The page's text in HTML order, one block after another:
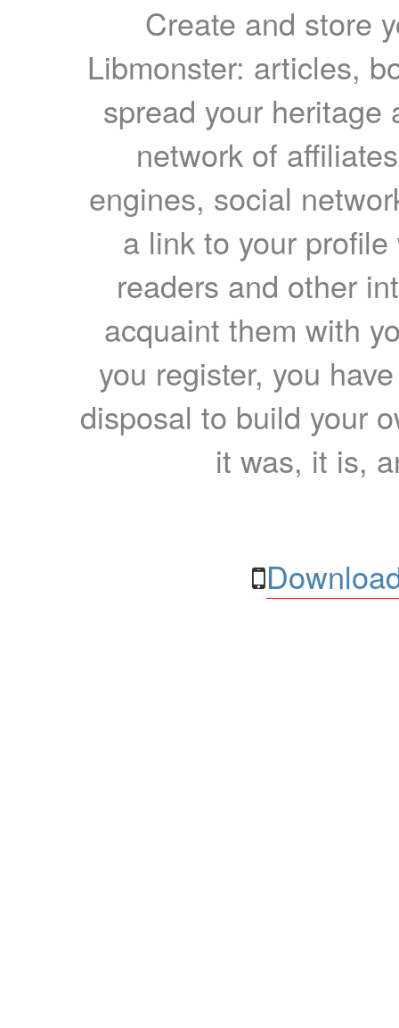
Create and store
Libmonster: articles,
spread your heritage
network of
engines, social
a link to your
readers and other
acquaint them with
you register, you
disposal to build your
it was, it is,